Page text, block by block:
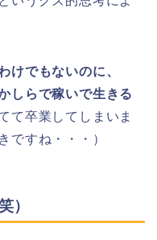
けでもないのに、
しらで稼いで生きる
て卒業してしまいま
ですね・・・）
）